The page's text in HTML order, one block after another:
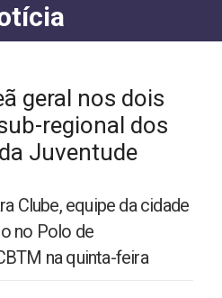
geral nos dois
regional dos
Juventude
Clube, equipe da cidade
no Polo de
na quinta-feira